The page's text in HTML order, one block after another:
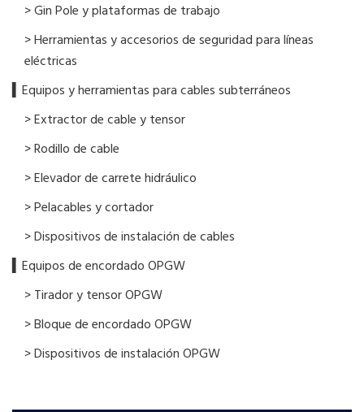
> Gin Pole y plataformas de trabajo
> Herramientas y accesorios de seguridad para líneas
eléctricas
▍Equipos y herramientas para cables subterráneos
> Extractor de cable y tensor
> Rodillo de cable
> Elevador de carrete hidráulico
> Pelacables y cortador
> Dispositivos de instalación de cables
▍Equipos de encordado OPGW
> Tirador y tensor OPGW
> Bloque de encordado OPGW
> Dispositivos de instalación OPGW